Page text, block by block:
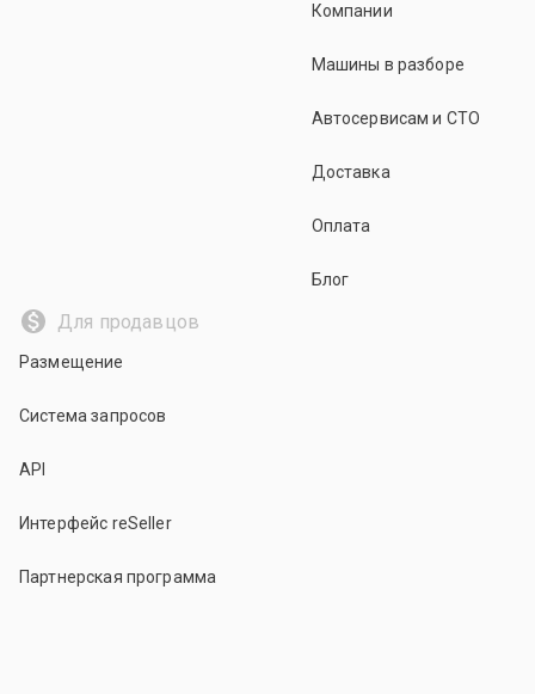
Компании
Машины в разборе
Автосервисам и СТО
Доставка
Оплата
Блог
Для продавцов
Размещение
Система запросов
API
Интерфейс reSeller
Партнерская программа